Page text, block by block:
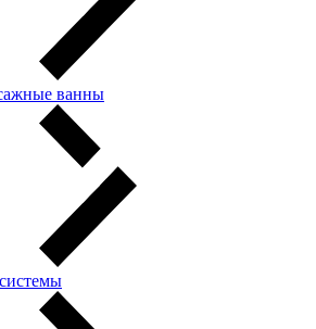
ванны